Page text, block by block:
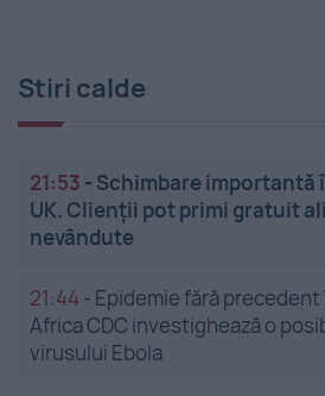
Stiri calde
21:53 - Schimbare importantă
UK. Clienții pot primi gratuit
nevândute
21:44 - Epidemie fără precedent
Africa CDC investighează o
virusului Ebola